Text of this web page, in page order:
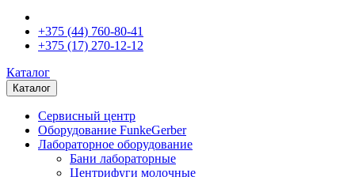
+375 (44) 760-80-41
+375 (17) 270-12-12
Каталог
Каталог
Сервисный центр
Оборудование FunkeGerber
Лабораторное оборудование
Бани лабораторные
Центрифуги молочные